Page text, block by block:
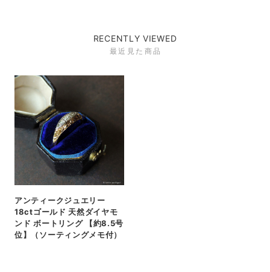
RECENTLY VIEWED
最近見た商品
アンティークジュエリー
18ctゴールド 天然ダイヤモ
ンド ボートリング 【約8.5号
位】（ソーティングメモ付）